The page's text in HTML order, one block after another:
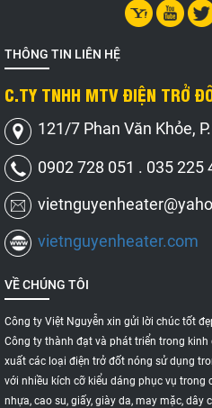
THÔNG TIN LIÊN HỆ
C.TY TNHH MTV ĐIỆN TRỞ
121/7 Phan Văn Khỏe,
0902 728 051 . 035 225
vietnguyenheater.com
VỀ CHÚNG TÔI
Công ty Việt Nguyễn xin gửi lời chúc tốt
Công ty thành đạt và phát triển trong
xuất các loại điện trở đốt nóng sử dụng
với nhiều kích cỡ kiểu dáng phục vụ trong
nhựa, cao su, giấy, giày da, may mặc,